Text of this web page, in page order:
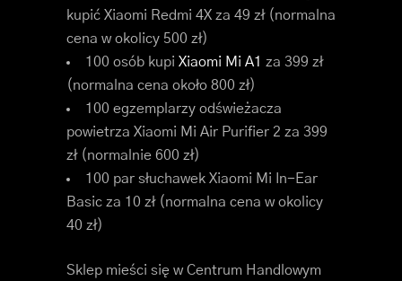
kupić Xiaomi Redmi 4X za 49 zł (normalna
cena w okolicy 500 zł)
100 osób kupi Xiaomi Mi A1 za 399 zł
(normalna cena około 800 zł)
100 egzemplarzy odświeżacza
powietrza Xiaomi Mi Air Purifier 2 za 399
zł (normalnie 600 zł)
100 par słuchawek Xiaomi Mi In-Ear
Basic za 10 zł (normalna cena w okolicy
40 zł)
Sklep mieści się w Centrum Handlowym